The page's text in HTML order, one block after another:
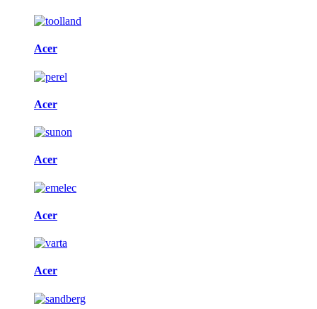
Acer
Acer
Acer
Acer
Acer